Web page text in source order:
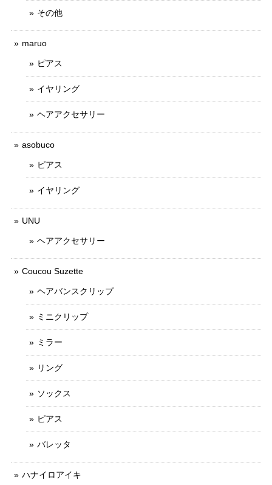
その他
maruo
ピアス
イヤリング
ヘアアクセサリー
asobuco
ピアス
イヤリング
UNU
ヘアアクセサリー
Coucou Suzette
ヘアバンスクリップ
ミニクリップ
ミラー
リング
ソックス
ピアス
バレッタ
ハナイロアイキ